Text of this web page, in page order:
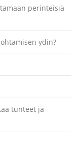
perinteisiä
ydin?
tunteet ja